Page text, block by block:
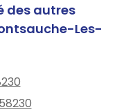
des autres
Les-